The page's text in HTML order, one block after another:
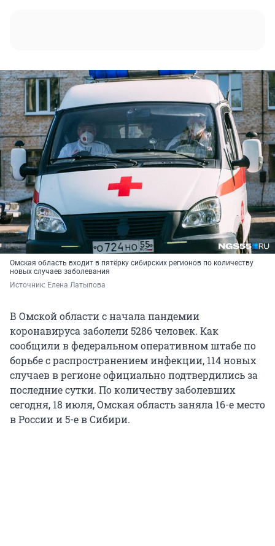
Омская область входит в пятёрку сибирских регионов по количеству
новых случаев заболевания
Источник: Елена Латыпова
В Омской области с начала пандемии
коронавируса заболели 5286 человек. Как
сообщили в федеральном оперативном штабе по
борьбе с распространением инфекции, 114 новых
случаев в регионе официально подтвердились за
последние сутки. По количеству заболевших
сегодня, 18 июля, Омская область заняла 16-е место
в России и 5-е в Сибири.